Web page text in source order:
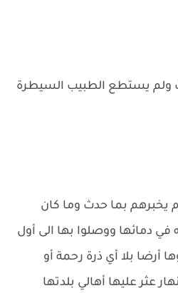
ولم يستطع الطبيب السيطرة
يخبرهم بما حدث وما كان
في دمائها ووصلوا بها الى أول
أرضا بلا أي ذرة رحمة أو
عثر عليها أهالي بلدتها